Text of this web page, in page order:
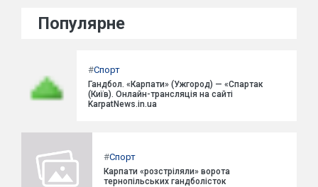
Популярне
#Спорт
Гандбол. «Карпати» (Ужгород) — «Спартак
(Київ). Онлайн-трансляція на сайті
KarpatNews.in.ua
#Спорт
Карпати «розстріляли» ворота
тернопільських гандболісток